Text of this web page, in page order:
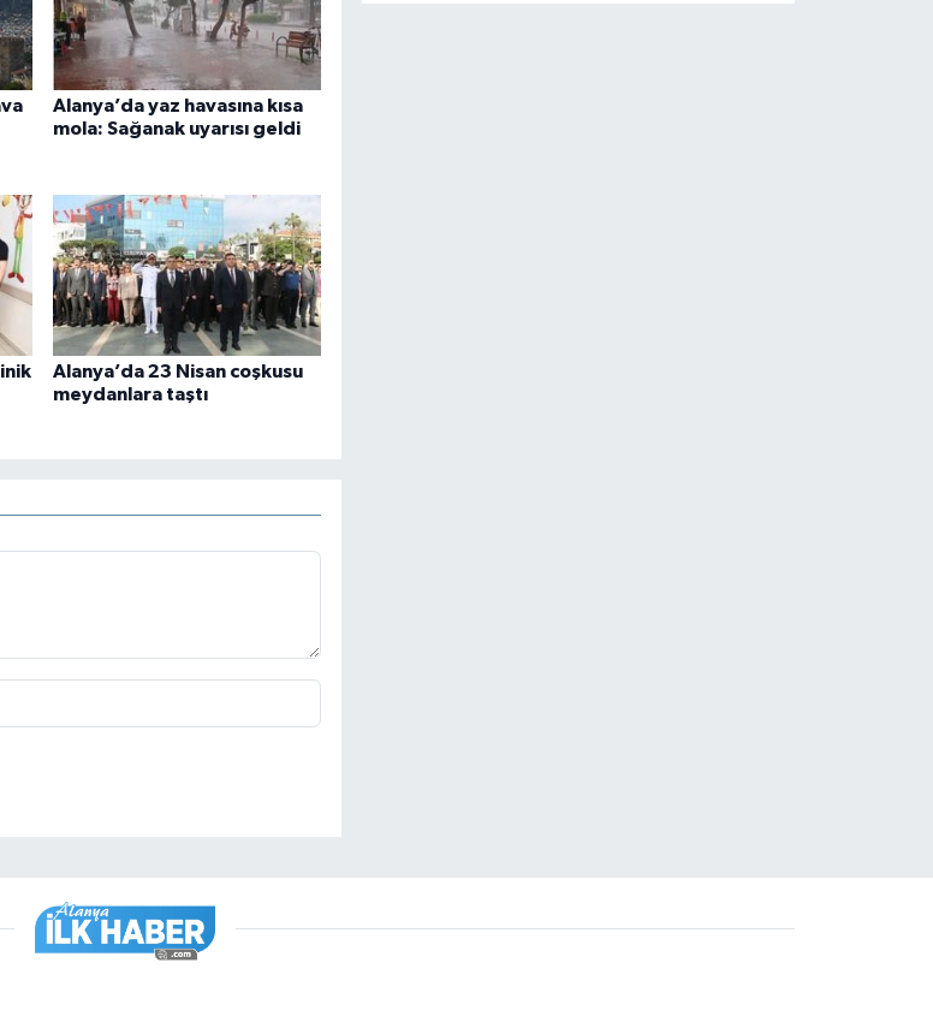
Alanya’da yaz havasına kısa
mola: Sağanak uyarısı geldi
Alanya’da 23 Nisan coşkusu
meydanlara taştı